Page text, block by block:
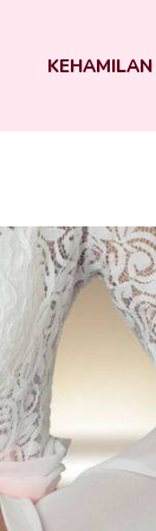
KEHAMILAN